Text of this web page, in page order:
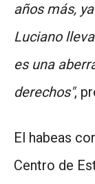
años más,
Luciano
es una
derechos",
El habeas
Centro de